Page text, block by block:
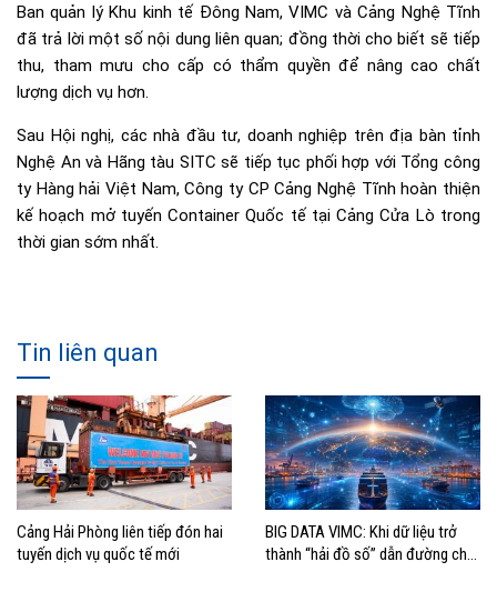
Ban quản lý Khu kinh tế Đông Nam, VIMC và Cảng Nghệ Tĩnh
đã trả lời một số nội dung liên quan; đồng thời cho biết sẽ tiếp
thu, tham mưu cho cấp có thẩm quyền để nâng cao chất
lượng dịch vụ hơn.
Sau Hội nghị, các nhà đầu tư, doanh nghiệp trên địa bàn tỉnh
Nghệ An và Hãng tàu SITC sẽ tiếp tục phối hợp với Tổng công
ty Hàng hải Việt Nam, Công ty CP Cảng Nghệ Tĩnh hoàn thiện
kế hoạch mở tuyến Container Quốc tế tại Cảng Cửa Lò trong
thời gian sớm nhất.
Tin liên quan
Cảng Hải Phòng liên tiếp đón hai
tuyến dịch vụ quốc tế mới
BIG DATA VIMC: Khi dữ liệu trở
thành “hải đồ số” dẫn đường cho